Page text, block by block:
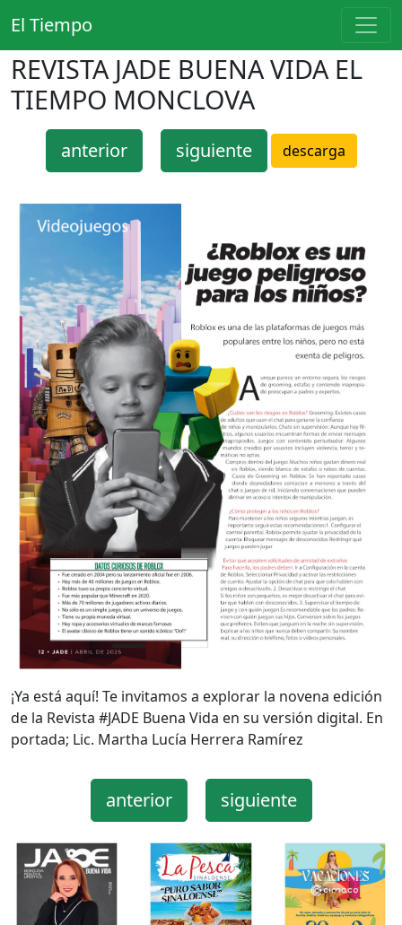
El Tiempo
REVISTA JADE BUENA VIDA EL
TIEMPO MONCLOVA
anterior siguiente descarga
¡Ya está aquí! Te invitamos a explorar la novena edición
de la Revista #JADE Buena Vida en su versión digital. En
portada; Lic. Martha Lucía Herrera Ramírez
anterior siguiente